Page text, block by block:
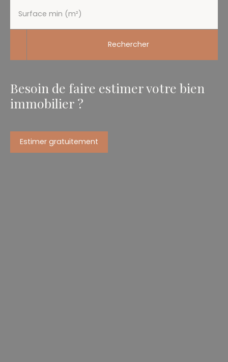
Surface min (m²)
Rechercher
Besoin de faire estimer votre bien
immobilier ?
Estimer gratuitement